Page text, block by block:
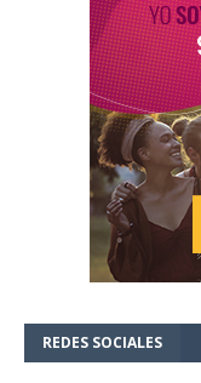
REDES SOCIALES